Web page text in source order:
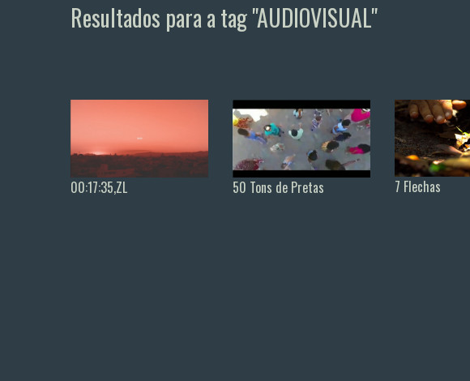
Resultados para a tag "AUDIOVISUAL"
00:17:35,ZL 50 Tons de Pretas 7 Flechas